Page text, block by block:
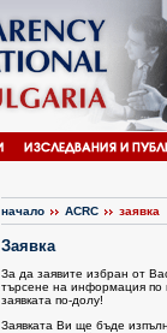
начало ACRC заявка
Заявка
За да заявите избран от
търсене на информация по
заявката по-долу!
Заявката Ви ще бъде